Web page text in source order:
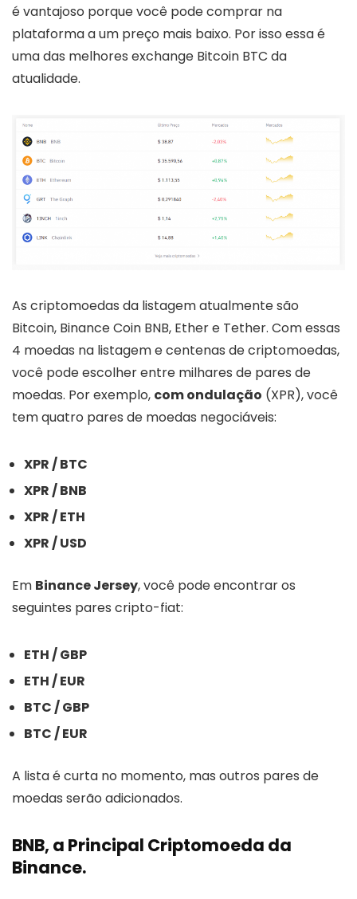
é vantajoso porque você pode comprar na
plataforma a um preço mais baixo. Por isso essa é
uma das melhores exchange Bitcoin BTC da
atualidade.
As criptomoedas da listagem atualmente são
Bitcoin, Binance Coin BNB, Ether e Tether. Com essas
4 moedas na listagem e centenas de criptomoedas,
você pode escolher entre milhares de pares de
moedas. Por exemplo, com ondulação (XPR), você
tem quatro pares de moedas negociáveis:
XPR / BTC
XPR / BNB
XPR / ETH
XPR / USD
Em Binance Jersey, você pode encontrar os
seguintes pares cripto-fiat:
ETH / GBP
ETH / EUR
BTC / GBP
BTC / EUR
A lista é curta no momento, mas outros pares de
moedas serão adicionados.
BNB, a Principal Criptomoeda da
Binance.